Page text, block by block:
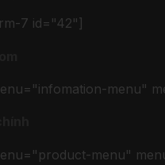
7 id="42"]
menu"
menu"